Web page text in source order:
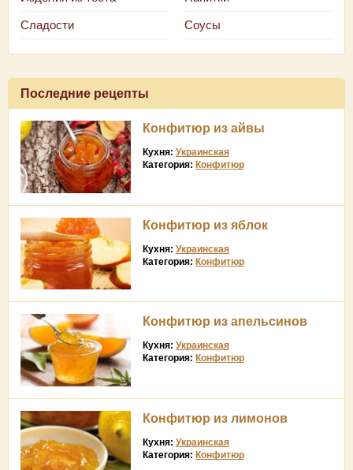
Сладости Соусы
Последние рецепты
Конфитюр из айвы
Кухня: Украинская
Категория: Конфитюр
Конфитюр из яблок
Кухня: Украинская
Категория: Конфитюр
Конфитюр из апельсинов
Кухня: Украинская
Категория: Конфитюр
Конфитюр из лимонов
Кухня: Украинская
Категория: Конфитюр